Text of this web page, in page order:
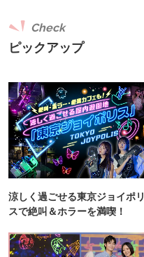
ピックアップ
Check
涼しく過ごせる東京ジョイポリ
スで絶叫＆ホラーを満喫！